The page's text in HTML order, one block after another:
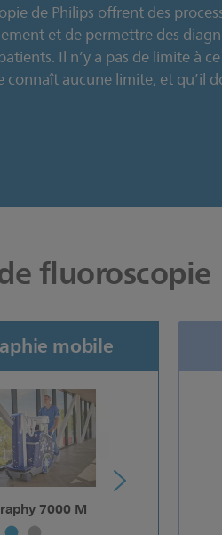
de Philips offrent des
et de permettre des
Il n’y a pas de limite à
connaît aucune limite, et qu’il
fluoroscopie
C50
mobile
7000 M